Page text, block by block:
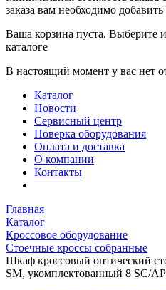
заказа вам необходимо
Ваша корзина пуста. Выберите
каталоге
В настоящий момент у вас нет
Каталог
Новости
Сервисный центр
Поверка оборудования
Оплата и доставка
О компании
Контакты
Главная
Каталог
Кроссовое оборудование
Стоечные кроссы собранные
Шкаф кроссовый оптический
SM, укомплектованный 8 SC/